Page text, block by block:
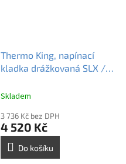
Thermo King, napínací
kladka drážkovaná SLX /
Skladem
3 736 Kč bez DPH
4 520 Kč
Do košíku